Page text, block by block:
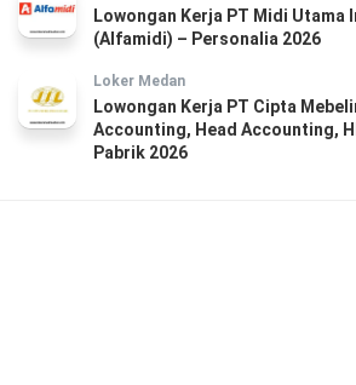
Lowongan Kerja PT Midi Utama
(Alfamidi) – Personalia 2026
Loker Medan
Lowongan Kerja PT Cipta
Accounting, Head Accounting,
Pabrik 2026